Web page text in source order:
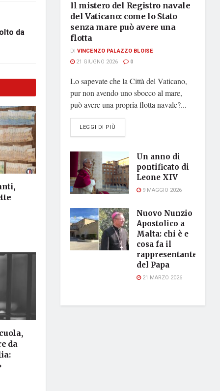
da
da
Il mistero del Registro navale
del Vaticano: come lo Stato
senza mare può avere una
flotta
DI VINCENZO PALAZZO BLOISE
21 GIUGNO 2026
0
Lo sapevate che la Città del Vaticano,
pur non avendo uno sbocco al mare,
può avere una propria flotta navale?...
LEGGI DI PIÙ
Un anno di
pontificato di
Leone XIV
9 MAGGIO 2026
Nuovo Nunzio
Apostolico a
Malta: chi è e
cosa fa il
rappresentante
del Papa
21 MARZO 2026